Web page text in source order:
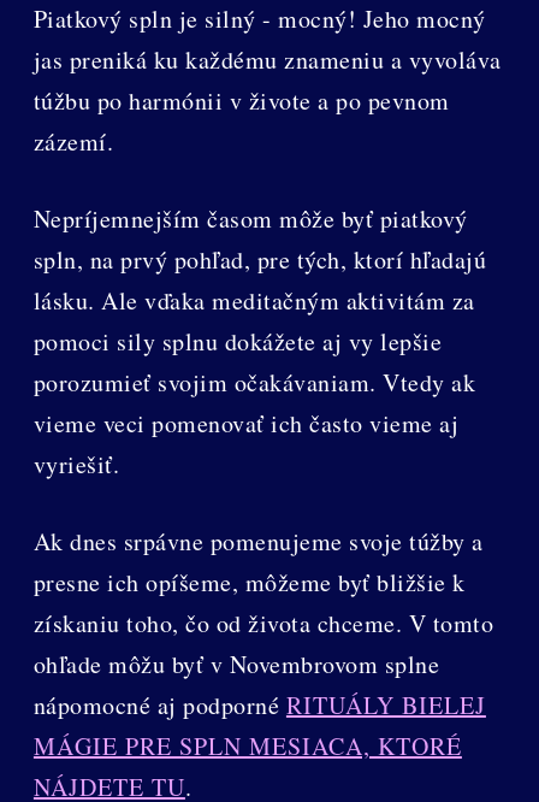
Piatkový spln je silný - mocný! Jeho mocný
jas preniká ku každému znameniu a vyvoláva
túžbu po harmónii v živote a po pevnom
zázemí.
Nepríjemnejším časom môže byť piatkový
spln, na prvý pohľad, pre tých, ktorí hľadajú
lásku. Ale vďaka meditačným aktivitám za
pomoci sily splnu dokážete aj vy lepšie
porozumieť svojim očakávaniam. Vtedy ak
vieme veci pomenovať ich často vieme aj
vyriešiť.
Ak dnes srpávne pomenujeme svoje túžby a
presne ich opíšeme, môžeme byť bližšie k
získaniu toho, čo od života chceme. V tomto
ohľade môžu byť v Novembrovom splne
nápomocné aj podporné RITUÁLY BIELEJ
MÁGIE PRE SPLN MESIACA, KTORÉ
NÁJDETE TU.